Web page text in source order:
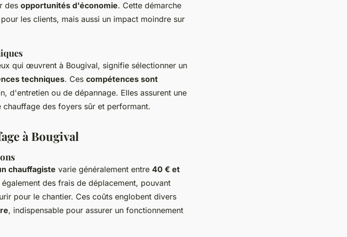
des opportunités d'économie. Cette démarche
les clients, mais aussi un impact moindre sur
qui œuvrent à Bougival, signifie sélectionner un
techniques. Ces compétences sont
d'entretien ou de dépannage. Elles assurent une
des foyers sûr et performant.
à Bougival
chauffagiste varie généralement entre 40 € et
des frais de déplacement, pouvant
pour le chantier. Ces coûts englobent divers
, indispensable pour assurer un fonctionnement